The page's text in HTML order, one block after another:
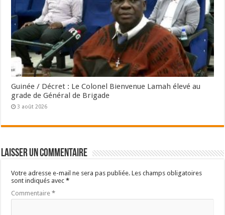
Guinée / Décret : Le Colonel Bienvenue Lamah élevé au
grade de Général de Brigade
3 août 2026
Laisser un commentaire
Votre adresse e-mail ne sera pas publiée. Les champs obligatoires
sont indiqués avec*
Commentaire*